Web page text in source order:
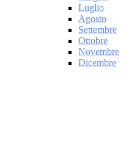
Luglio
Agosto
Settembre
Ottobre
Novembre
Dicembre